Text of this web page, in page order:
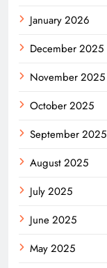
January 2026
December 2025
November 2025
October 2025
September 2025
August 2025
July 2025
June 2025
May 2025